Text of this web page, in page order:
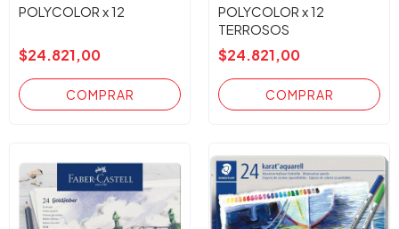
POLYCOLOR x 12
$24.821,00
POLYCOLOR x 12
TERROSOS
$24.821,00